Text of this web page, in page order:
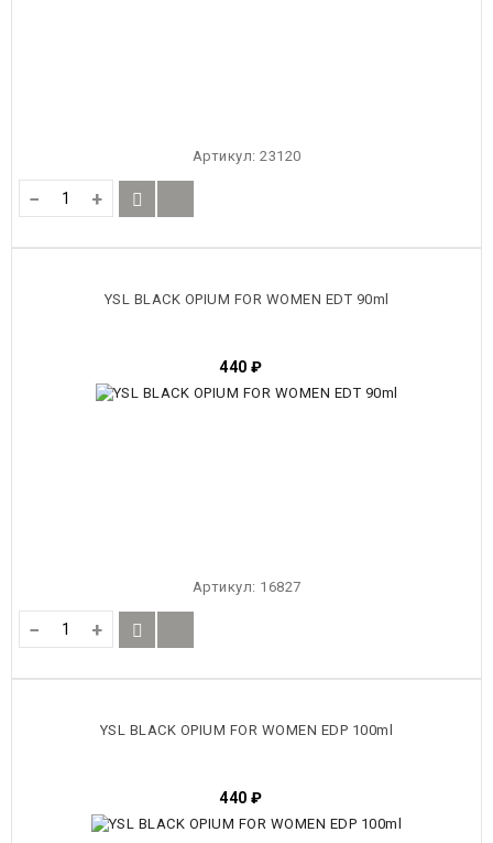
Артикул: 23120
− +
YSL BLACK OPIUM FOR WOMEN EDT 90ml
440 ₽
Артикул: 16827
− +
YSL BLACK OPIUM FOR WOMEN EDP 100ml
440 ₽